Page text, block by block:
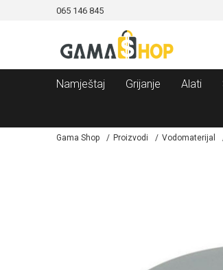
065 146 845
Namještaj Grijanje Alati
Gama Shop Proizvodi Vodomaterijal